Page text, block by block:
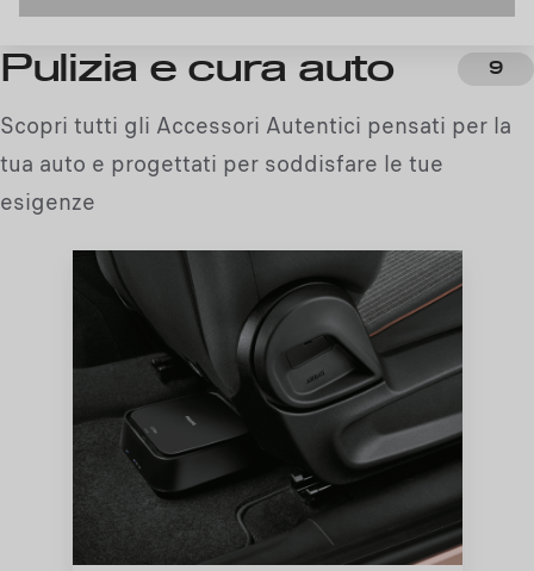
Pulizia e cura auto 9
Scopri tutti gli Accessori Autentici pensati per la
tua auto e progettati per soddisfare le tue
esigenze